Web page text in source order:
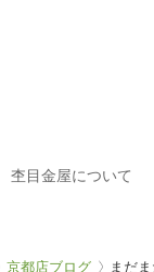
杢目金屋について
京都店ブログ まだ